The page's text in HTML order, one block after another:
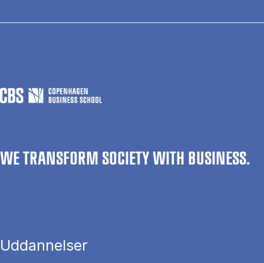
WE TRANSFORM SOCIETY WITH BUSINESS.
Uddannelser